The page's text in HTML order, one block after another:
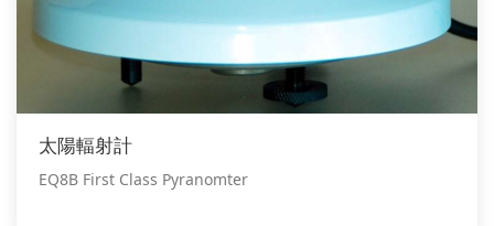
太陽輻射計
EQ8B First Class Pyranomter